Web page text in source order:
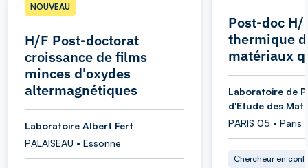
H/F Post-doctorat
croissance de films
minces d'oxydes
altermagnétiques
NOUVEAU
Laboratoire Albert Fert
PALAISEAU • Essonne
Post-doc
thermique
matériaux
Laboratoire de
d'Etude des
PARIS 05 • Paris
Chercheur en